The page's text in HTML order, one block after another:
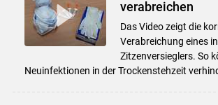
verabreichen
Das Video zeigt die
Verabreichung eines
Zitzenversieglers. So
Neuinfektionen in der Trockenstehzeit